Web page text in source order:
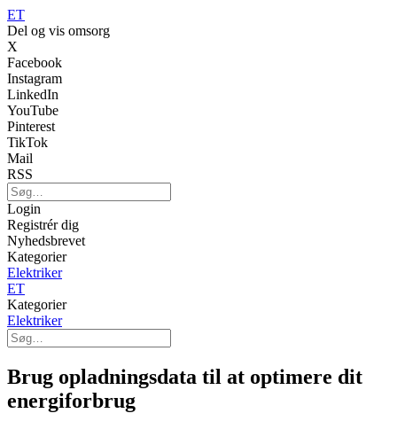
ET
Del og vis omsorg
X
Facebook
Instagram
LinkedIn
YouTube
Pinterest
TikTok
Mail
RSS
Login
Registrér dig
Nyhedsbrevet
Kategorier
Elektriker
ET
Kategorier
Elektriker
Brug opladningsdata til at optimere dit
energiforbrug